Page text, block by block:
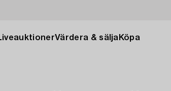
Värdera & sälja Köpa